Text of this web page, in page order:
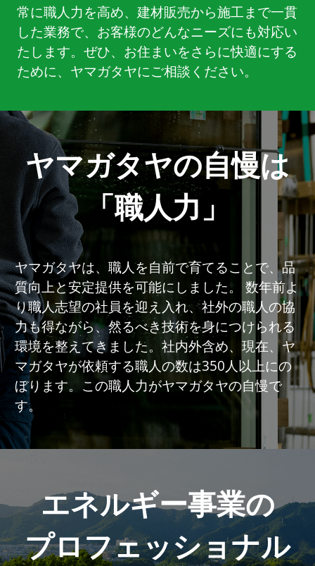
常に職人力を高め、建材販売から施工まで一貫
した業務で、お客様のどんなニーズにも対応い
たします。ぜひ、お住まいをさらに快適にする
ために、ヤマガタヤにご相談ください。
ヤマガタヤの自慢は
「職人力」
ヤマガタヤは、職人を自前で育てることで、品
質向上と安定提供を可能にしました。 数年前よ
り職人志望の社員を迎え入れ、社外の職人の協
力も得ながら、然るべき技術を身につけられる
環境を整えてきました。社内外含め、現在、ヤ
マガタヤが依頼する職人の数は350人以上にの
ぼります。この職人力がヤマガタヤの自慢で
す。
エネルギー事業の
プロフェッショナル